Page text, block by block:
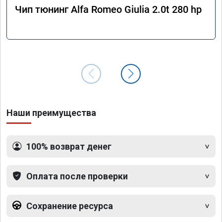
Чип тюнинг Alfa Romeo Giulia 2.0t 280 hp
Наши преимущества
100% возврат денег
Оплата после проверки
Сохранение ресурса